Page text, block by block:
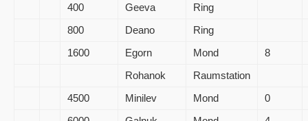
400
Geeva
Ring
800
Deano
Ring
1600
Egorn Mond
8
Rohanok
Raumstation
4500
Minilev Mond
0